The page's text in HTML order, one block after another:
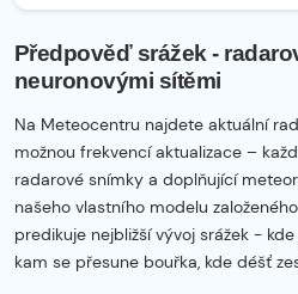
Předpověď srážek -
neuronovými sítěmi
Na Meteocentru najdete aktuální
možnou frekvencí aktualizace –
radarové snímky a doplňující
našeho vlastního modelu
predikuje nejbližší vývoj srážek -
kam se přesune bouřka, kde déšť